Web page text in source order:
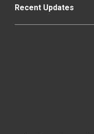
Recent Updates